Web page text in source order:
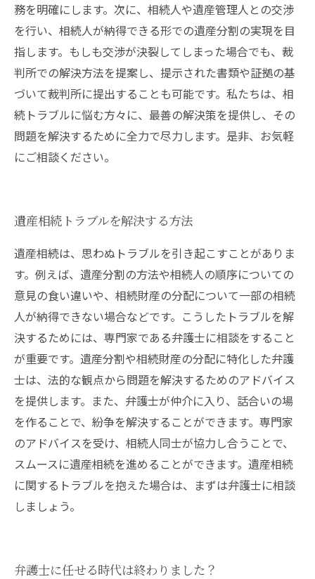
務を明確にします。次に、相続人や遺産管理人との交渉
を行い、相続人が納得できる形での遺産分割の実現を目
指します。もしも交渉が決裂してしまった場合でも、裁
判所での解決方法を提案し、提示された書類や証拠の基
づいて裁判所に提出することも可能です。私たちは、相
続トラブルに悩む方々に、最善の解決策を提供し、その
問題を解決するために全力で尽力します。是非、お気軽
にご相談ください。
遺産相続トラブルを解決する方法
遺産相続は、思わぬトラブルを引き起こすことがありま
す。例えば、遺産分割の方法や相続人の順序についての
意見の食い違いや、相続財産の分配について一部の相続
人が納得できない場合などです。こうしたトラブルを解
決するためには、専門家である弁護士に相談をすること
が重要です。遺産分割や相続財産の分配に特化した弁護
士は、法的な観点から問題を解決するためのアドバイス
を提供します。また、弁護士が仲介に入り、話合いの場
を作ることで、紛争を解決することができます。専門家
のアドバイスを受け、相続人同士が協力し合うことで、
スムースに遺産相続を進めることができます。遺産相続
に関するトラブルを抱えた場合は、まずは弁護士に相談
しましょう。
弁護士に任せる時代は終わりました？